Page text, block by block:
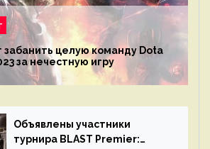
целую команду Dota
за нечестную игру
Объявлены участники
турнира BLAST Premier: